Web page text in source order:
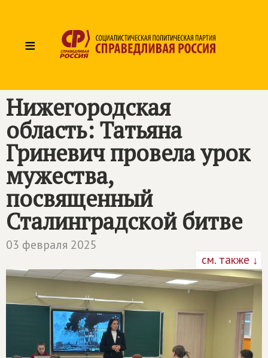
≡
Нижегородская
область: Татьяна
Гриневич провела урок
мужества,
посвященный
Сталинградской битве
03 февраля 2025
см. также ↓